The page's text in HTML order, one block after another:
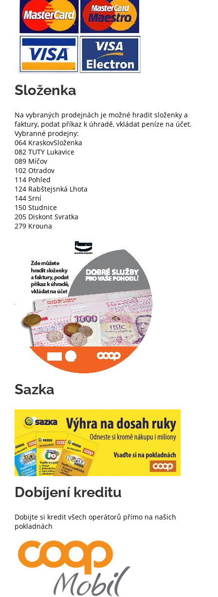
Složenka
Na vybraných prodejnách je možné hradit složenky a
faktury, podat příkaz k úhradě, vkládat peníze na účet.
Vybranné prodejny:
064 KraskovSloženka
082 TUTY Lukavice
089 Míčov
102 Otradov
114 Pohled
124 Rabštejsnká Lhota
144 Srní
150 Studnice
205 Diskont Svratka
279 Krouna
Sazka
Dobíjení kreditu
Dobijte si kredit všech operátorů přímo na našich
pokladnách